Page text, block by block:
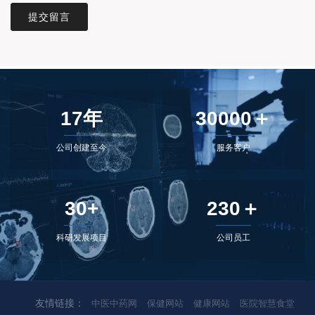
提交留言
17年
公司创建至今
30000＋
服务客户
30+
科研发展项目
230＋
公司员工
友情链接： 中医中药网 保健网站 健康网站
医院智慧食堂